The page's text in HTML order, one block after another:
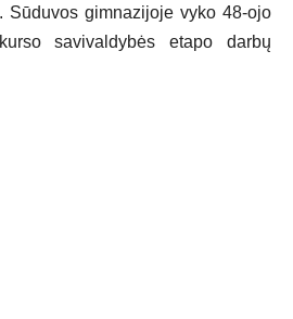
Sūduvos gimnazijoje vyko 48-ojo
savivaldybės etapo darbų